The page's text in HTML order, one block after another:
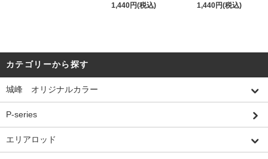
1,440円(税込)
1,440円(税込)
カテゴリーから探す
城峰 オリジナルカラー
P-series
エリアロッド